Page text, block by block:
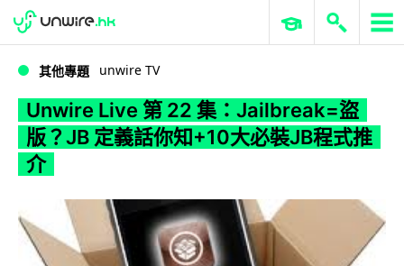
WWDC 2026 ERP 與商業 AI
其他專題 unwire TV
Unwire Live 第 22 集：Jailbreak=盜
版？JB 定義話你知+10大必裝JB程式推
介